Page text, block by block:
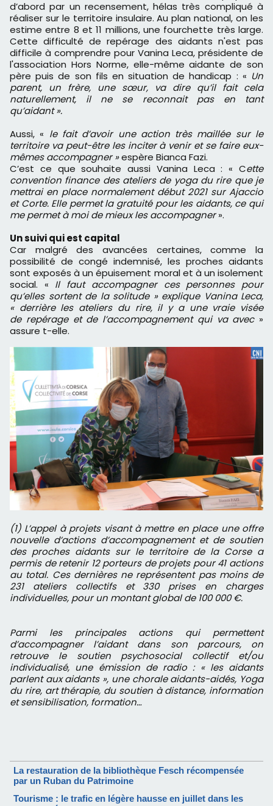
d’abord par un recensement, hélas très compliqué à
réaliser sur le territoire insulaire. Au plan national, on les
estime entre 8 et 11 millions, une fourchette très large.
Cette difficulté de repérage des aidants n'est pas
difficile à comprendre pour Vanina Leca, présidente de
l'association Hors Norme, elle-même aidante de son
père puis de son fils en situation de handicap : « Un
parent, un frère, une sœur, va dire qu’il fait cela
naturellement, il ne se reconnait pas en tant
qu’aidant ».
Aussi, « le fait d’avoir une action très maillée sur le
territoire va peut-être les inciter à venir et se faire eux-
mêmes accompagner »espère Bianca Fazi.
C’est ce que souhaite aussi Vanina Leca : « Cette
convention finance des ateliers de yoga du rire que je
mettrai en place normalement début 2021 sur Ajaccio
et Corte. Elle permet la gratuité pour les aidants, ce qui
me permet à moi de mieux les accompagner».
Un suivi qui est capital
Car malgré des avancées certaines, comme la
possibilité de congé indemnisé, les proches aidants
sont exposés à un épuisement moral et à un isolement
social. « Il faut accompagner ces personnes pour
qu’elles sortent de la solitude » explique Vanina Leca,
« derrière les ateliers du rire, il y a une vraie visée
de repérage et de l’accompagnement qui va avec »
assure t-elle.
(1) L’appel à projets visant à mettre en place une offre
nouvelle d’actions d’accompagnement et de soutien
des proches aidants sur le territoire de la Corse a
permis de retenir 12 porteurs de projets pour 41 actions
au total. Ces dernières ne représentent pas moins de
231 ateliers collectifs et 330 prises en charges
individuelles, pour un montant global de 100 000 €.
Parmi les principales actions qui permettent
d’accompagner l’aidant dans son parcours, on
retrouve le soutien psychosocial collectif et/ou
individualisé, une émission de radio : « les aidants
parlent aux aidants », une chorale aidants-aidés, Yoga
du rire, art thérapie, du soutien à distance, information
et sensibilisation, formation…
La restauration de la bibliothèque Fesch récompensée
par un Ruban du Patrimoine
Tourisme : le trafic en légère hausse en juillet dans les